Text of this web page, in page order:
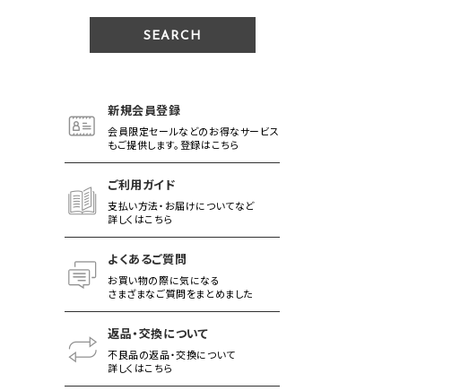
新規会員登録
会員限定セールなどのお得なサービス
もご提供します。登録はこちら
ご利用ガイド
支払い方法・お届けについてなど
詳しくはこちら
よくあるご質問
お買い物の際に気になる
さまざまなご質問をまとめました
返品・交換について
不良品の返品・交換について
詳しくはこちら